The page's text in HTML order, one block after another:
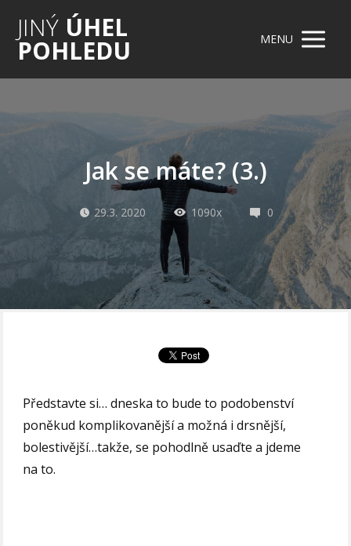
JINÝ ÚHEL
POHLEDU MENU
Jak se máte? (3.)
29.3. 2020 1090x 0
Představte si… dneska to bude to podobenství
poněkud komplikovanější a možná i drsnější,
bolestivější…takže, se pohodlně usaďte a jdeme
na to.